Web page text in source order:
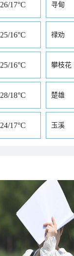
26/17°C 寻甸
25/16°C 禄劝
25/16°C 攀枝花
28/18°C 楚雄
24/17°C 玉溪